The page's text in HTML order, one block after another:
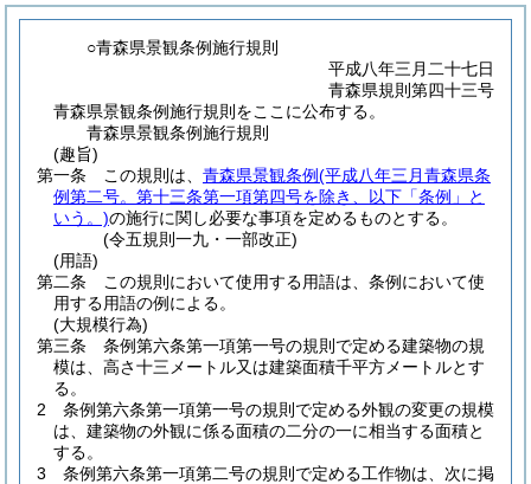
○青森県景観条例施行規則
平成八年三月二十七日
青森県規則第四十三号
青森県景観条例施行規則をここに公布する。
青森県景観条例施行規則
(趣旨)
第一条
この規則は、 青森県景観条例(平成八年三月青森県条
例第二号。第十三条第一項第四号を除き、以下「条例」と
いう。)の施行に関し必要な事項を定めるものとする。
(令五規則一九・一部改正)
(用語)
第二条
この規則において使用する用語は、条例において使
用する用語の例による。
(大規模行為)
第三条
条例第六条第一項第一号の規則で定める建築物の規
模は、高さ十三メートル又は建築面積千平方メートルとす
る。
2
条例第六条第一項第一号の規則で定める外観の変更の規模
は、建築物の外観に係る面積の二分の一に相当する面積と
する。
3
条例第六条第一項第二号の規則で定める工作物は、次に掲